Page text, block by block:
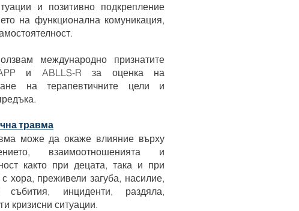
и позитивно подкрепление
на функционална комуникация,
международно признатите
и ABLLS-R за оценка на
на терапевтичните цели и
травма
може да окаже влияние върху
взаимоотношенията и
както при децата, така и при
хора, преживели загуба, насилие,
събития, инциденти, раздяла,
кризисни ситуации.